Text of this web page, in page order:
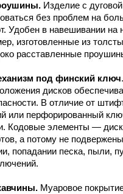
Изделие с
без проблем на
Удобен в навешивании на
изготовленные из
расставленные
под финский ключ
дисков
В отличие от
или перфорированный
Кодовые элементы —
а потому не
попадании песка, пыли,
Муаровое